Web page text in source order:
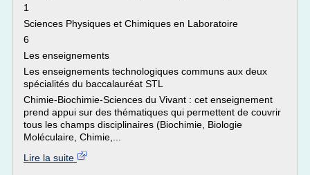
1
Sciences Physiques et Chimiques en Laboratoire
6
Les enseignements
Les enseignements technologiques communs aux deux
spécialités du baccalauréat STL
Chimie-Biochimie-Sciences du Vivant : cet enseignement
prend appui sur des thématiques qui permettent de couvrir
tous les champs disciplinaires (Biochimie, Biologie
Moléculaire, Chimie,...
Lire la suite